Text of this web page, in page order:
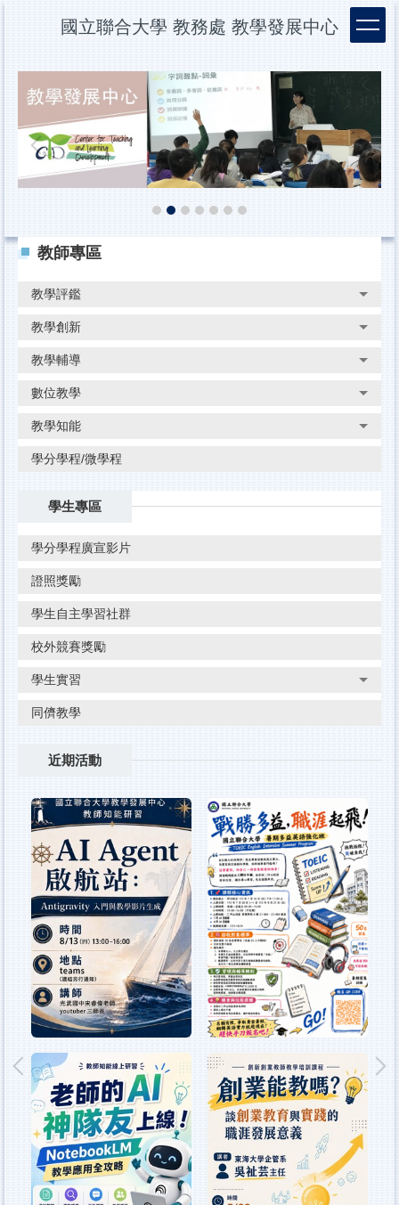
要
區
國立聯合大學 教務處 教學發展中心
教師專區
教學評鑑
教學創新
教學輔導
數位教學
教學知能
學分學程/微學程
學生專區
學分學程廣宣影片
證照獎勵
學生自主學習社群
校外競賽獎勵
學生實習
同儕教學
近期活動